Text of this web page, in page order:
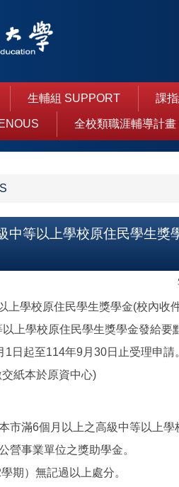
生輔組 SUPPORT 課
全校類職涯輔導計
中等以上學校原住民學生獎
上學校原住民學生獎學金(校內收
上學校原住民學生獎學金發給要
日起至114年9月30日止受理申請
紙本於原資中心)
市滿6個月以上之高級中等以上學
營事業單位之獎助學金。
期）無記過以上處分。